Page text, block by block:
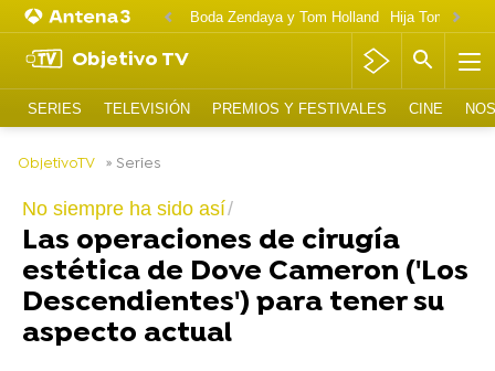
Boda Zendaya y Tom Holland Hija Tom
Objetivo TV
SERIES TELEVISIÓN PREMIOS Y FESTIVALES CINE
ObjetivoTV » Series
No siempre ha sido así
Las operaciones de cirugía
estética de Dove Cameron ('Los
Descendientes') para tener su
aspecto actual